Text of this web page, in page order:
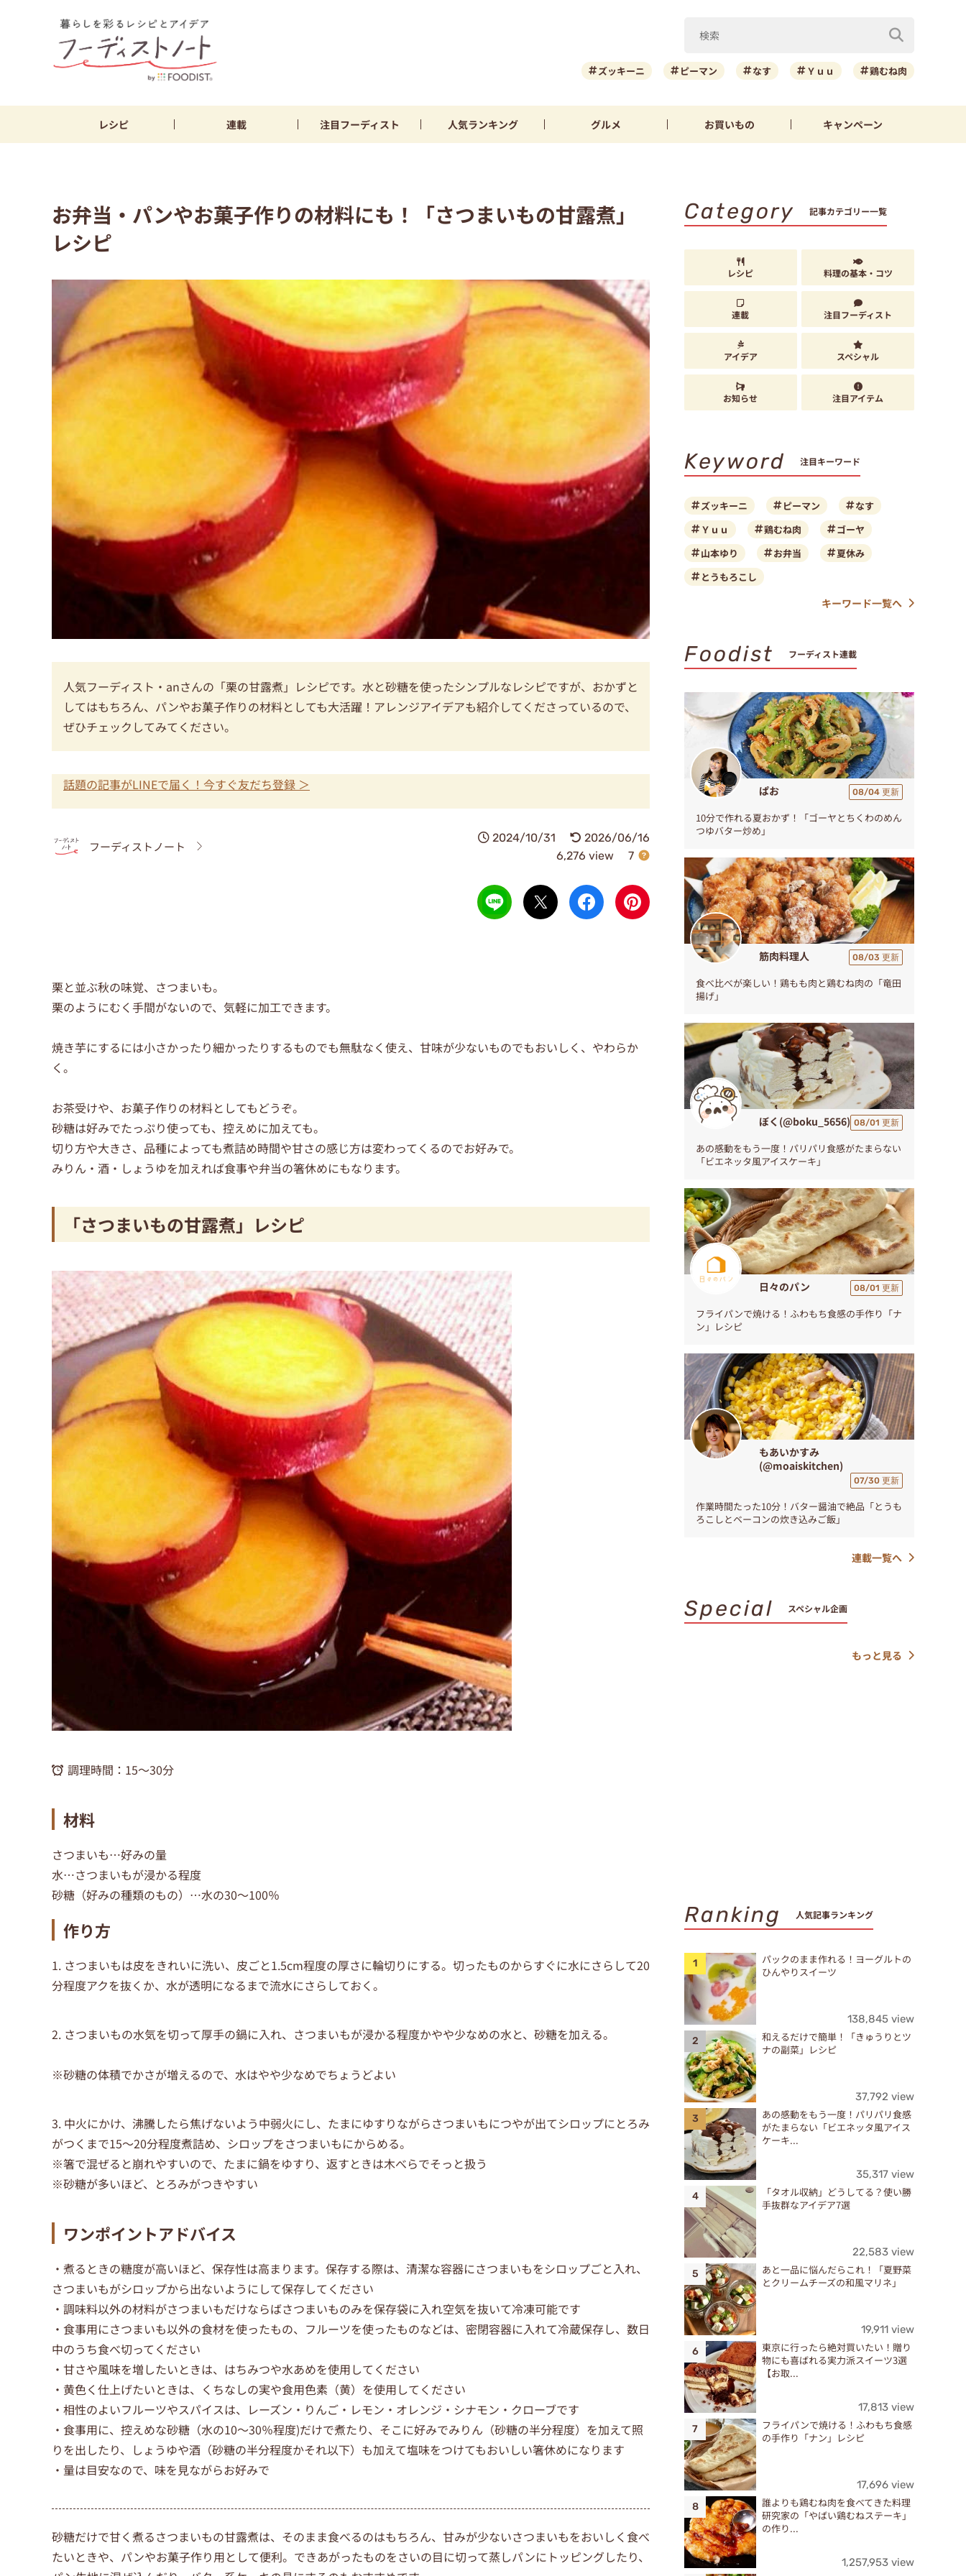
ズッキーニ ピーマン なす Ｙｕｕ 鶏むね肉
レシピ 連載 注目フーディスト 人気ランキング グルメ お買いもの キャンペーン
お弁当・パンやお菓子作りの材料にも！「さつまいもの甘露煮」
レシピ
人気フーディスト・anさんの「栗の甘露煮」レシピです。水と砂糖を使ったシンプルなレシピですが、おかずと
してはもちろん、パンやお菓子作りの材料としても大活躍！アレンジアイデアも紹介してくださっているので、
ぜひチェックしてみてください。
話題の記事がLINEで届く！今すぐ友だち登録 ＞
フーディストノート
2024/10/31
2026/06/16
6,276 view
7
栗と並ぶ秋の味覚、さつまいも。
栗のようにむく手間がないので、気軽に加工できます。
焼き芋にするには小さかったり細かったりするものでも無駄なく使え、甘味が少ないものでもおいしく、やわらか
く。
お茶受けや、お菓子作りの材料としてもどうぞ。
砂糖は好みでたっぷり使っても、控えめに加えても。
切り方や大きさ、品種によっても煮詰め時間や甘さの感じ方は変わってくるのでお好みで。
みりん・酒・しょうゆを加えれば食事や弁当の箸休めにもなります。
「さつまいもの甘露煮」レシピ
調理時間： 15〜30分
材料
さつまいも…好みの量
水…さつまいもが浸かる程度
砂糖（好みの種類のもの）…水の30～100％
作り方
1. さつまいもは皮をきれいに洗い、皮ごと1.5cm程度の厚さに輪切りにする。切ったものからすぐに水にさらして20
分程度アクを抜くか、水が透明になるまで流水にさらしておく。
2. さつまいもの水気を切って厚手の鍋に入れ、さつまいもが浸かる程度かやや少なめの水と、砂糖を加える。
※砂糖の体積でかさが増えるので、水はやや少なめでちょうどよい
3. 中火にかけ、沸騰したら焦げないよう中弱火にし、たまにゆすりながらさつまいもにつやが出てシロップにとろみ
がつくまで15～20分程度煮詰め、シロップをさつまいもにからめる。
※箸で混ぜると崩れやすいので、たまに鍋をゆすり、返すときは木べらでそっと扱う
※砂糖が多いほど、とろみがつきやすい
ワンポイントアドバイス
・煮るときの糖度が高いほど、保存性は高まります。保存する際は、清潔な容器にさつまいもをシロップごと入れ、
さつまいもがシロップから出ないようにして保存してください
・調味料以外の材料がさつまいもだけならばさつまいものみを保存袋に入れ空気を抜いて冷凍可能です
・食事用にさつまいも以外の食材を使ったもの、フルーツを使ったものなどは、密閉容器に入れて冷蔵保存し、数日
中のうち食べ切ってください
・甘さや風味を増したいときは、はちみつや水あめを使用してください
・黄色く仕上げたいときは、くちなしの実や食用色素（黄）を使用してください
・相性のよいフルーツやスパイスは、レーズン・りんご・レモン・オレンジ・シナモン・クローブです
・食事用に、控えめな砂糖（水の10～30％程度)だけで煮たり、そこに好みでみりん（砂糖の半分程度）を加えて照
りを出したり、しょうゆや酒（砂糖の半分程度かそれ以下）も加えて塩味をつけてもおいしい箸休めになります
・量は目安なので、味を見ながらお好みで
砂糖だけで甘く煮るさつまいもの甘露煮は、そのまま食べるのはもちろん、甘みが少ないさつまいもをおいしく食べ
たいときや、パンやお菓子作り用として便利。できあがったものをさいの目に切って蒸しパンにトッピングしたり、
Category 記事カテゴリー一覧
レシピ 料理の基本・コツ
連載 注目フーディスト
アイデア スペシャル
お知らせ 注目アイテム
Keyword 注目キーワード
ズッキーニ ピーマン
なす
Ｙｕｕ
鶏むね肉
ゴーヤ
山本ゆり
お弁当
夏休み
とうもろこし
キーワード一覧へ
Foodist フーディスト連載
ぱお 08/04 更新
10分で作れる夏おかず！「ゴーヤとちくわのめん
つゆバター炒め」
筋肉料理人 08/03 更新
食べ比べが楽しい！鶏もも肉と鶏むね肉の「竜田
揚げ」
ぼく(@boku_5656) 08/01 更新
あの感動をもう一度！パリパリ食感がたまらない
「ビエネッタ風アイスケーキ」
日々のパン 08/01 更新
フライパンで焼ける！ふわもち食感の手作り「ナ
ン」レシピ
もあいかすみ
(@moaiskitchen)
07/30 更新
作業時間たった10分！バター醤油で絶品「とうも
ろこしとベーコンの炊き込みご飯」
連載一覧へ
Special スペシャル企画
もっと見る
Ranking 人気記事ランキング
パックのまま作れる！ヨーグルトの
ひんやりスイーツ
138,845 view
和えるだけで簡単！「きゅうりとツ
ナの副菜」レシピ
37,792 view
あの感動をもう一度！パリパリ食感
がたまらない「ビエネッタ風アイス
ケーキ...
35,317 view
「タオル収納」どうしてる？使い勝
手抜群なアイデア7選
22,583 view
あと一品に悩んだらこれ！「夏野菜
とクリームチーズの和風マリネ」
19,911 view
東京に行ったら絶対買いたい！贈り
物にも喜ばれる実力派スイーツ3選
【お取...
17,813 view
フライパンで焼ける！ふわもち食感
の手作り「ナン」レシピ
17,696 view
誰よりも鶏むね肉を食べてきた料理
研究家の「やばい鶏むねステーキ」
の作り...
1,257,953 view